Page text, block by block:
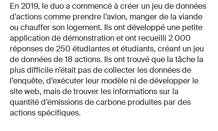
En 2019, le duo a commencé à créer un jeu de données
d’actions comme prendre l’avion, manger de la viande
ou chauffer son logement. Ils ont développé une petite
application de démonstration et ont recueilli 2 000
réponses de 250 étudiantes et étudiants, créant un jeu
de données de 18 actions. Ils ont trouvé que la tâche la
plus difficile n’était pas de collecter les données de
l’enquête, d’exécuter leur modèle ni de développer le
site web, mais de trouver les informations sur la
quantité d’émissions de carbone produites par des
actions spécifiques.